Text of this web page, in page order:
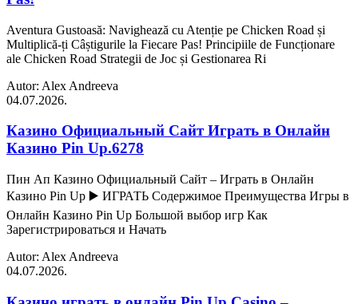
Aventura Gustoasă: Navighează cu Atenție pe Chicken Road și
Multiplică-ți Câștigurile la Fiecare Pas! Principiile de Funcționare
ale Chicken Road Strategii de Joc și Gestionarea Ri
Autor: Alex Andreeva
04.07.2026.
Казино Официальный Сайт Играть в Онлайн
Казино Pin Up.6278
Пин Ап Казино Официальный Сайт – Играть в Онлайн
Казино Pin Up ▶️ ИГРАТЬ Содержимое Преимущества Игры в
Онлайн Казино Pin Up Большой выбор игр Как
Зарегистрироваться и Начать
Autor: Alex Andreeva
04.07.2026.